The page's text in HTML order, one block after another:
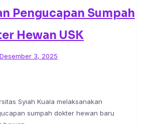
Pengucapan Sumpah
Hewan USK
Desember 3, 2025
Syiah Kuala melaksanakan
sumpah dokter hewan baru